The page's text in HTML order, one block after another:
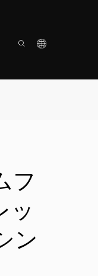
フ
ッ
ン